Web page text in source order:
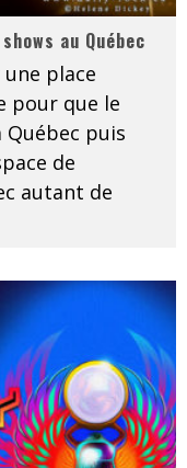
au Québec
une place
pour que le
Québec puis
de
autant de